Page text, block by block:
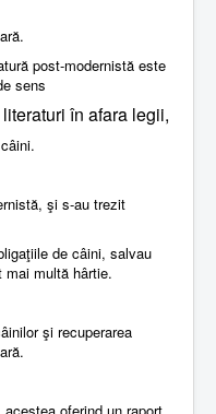
post-modernistă este
sens
în afara legii,
şi s-au trezit
de câini, salvau
multă hârtie.
şi recuperarea